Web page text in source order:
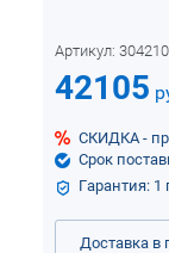
Артикул:
42105
СКИДКА -
Срок
Гарантия: 1
Доставка в